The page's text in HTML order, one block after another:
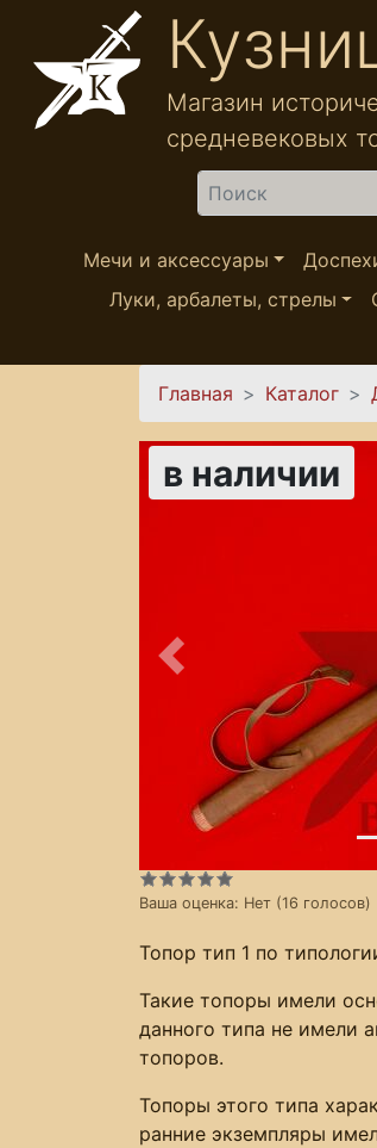
Перейти к основному содержанию
Магазин
средневековых
Найти
Мечи и аксессуары
Луки, арбалеты, стрелы
Вы здесь
Главная Каталог
в наличии
Предыдущее
Ваша оценка: Нет (16 голосов)
Топор тип 1 по
Такие топоры имели
данного типа не имели
топоров.
Топоры этого типа
ранние экземпляры